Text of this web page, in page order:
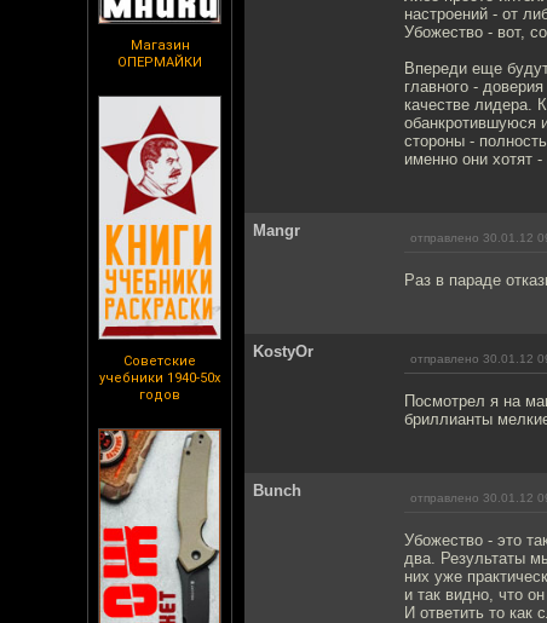
Магазин
ОПЕРМАЙКИ
Советские
учебники 1940-50х
годов
настроений - от
Убожество - вот,
Впереди еще
главного -
качестве лидера.
обанкротившуюся
стороны -
именно они хотят
Mangr отправлено 30.01.12
Раз в параде
KostyOr отправлено 30.01.12
Посмотрел я на
бриллианты
Bunch отправлено 30.01.12
Убожество - это
два. Результаты
них уже
и так видно, что он
И ответить то как